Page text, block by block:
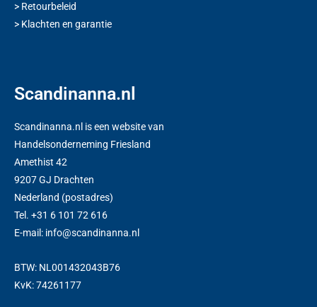
> Retourbeleid
> Klachten en garantie
Scandinanna.nl
Scandinanna.nl is een website van
Handelsonderneming Friesland
Amethist 42
9207 GJ Drachten
Nederland (postadres)
Tel. +31 6 101 72 616
E-mail: info@scandinanna.nl
BTW: NL001432043B76
KvK: 74261177